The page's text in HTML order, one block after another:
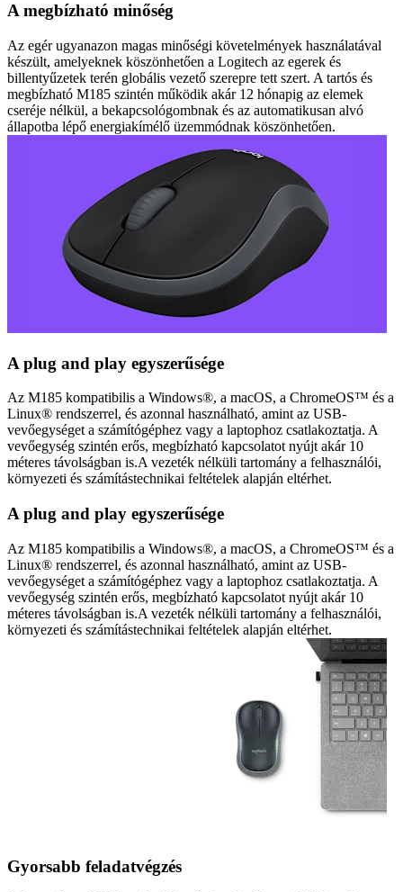
A megbízható minőség
Az egér ugyanazon magas minőségi követelmények használatával
készült, amelyeknek köszönhetően a Logitech az egerek és
billentyűzetek terén globális vezető szerepre tett szert. A tartós és
megbízható M185 szintén működik akár 12 hónapig az elemek
cseréje nélkül, a bekapcsológombnak és az automatikusan alvó
állapotba lépő energiakímélő üzemmódnak köszönhetően.
A plug and play egyszerűsége
Az M185 kompatibilis a Windows®, a macOS, a ChromeOS™ és a
Linux® rendszerrel, és azonnal használható, amint az USB-
vevőegységet a számítógéphez vagy a laptophoz csatlakoztatja. A
vevőegység szintén erős, megbízható kapcsolatot nyújt akár 10
méteres távolságban is.A vezeték nélküli tartomány a felhasználói,
környezeti és számítástechnikai feltételek alapján eltérhet.
A plug and play egyszerűsége
Az M185 kompatibilis a Windows®, a macOS, a ChromeOS™ és a
Linux® rendszerrel, és azonnal használható, amint az USB-
vevőegységet a számítógéphez vagy a laptophoz csatlakoztatja. A
vevőegység szintén erős, megbízható kapcsolatot nyújt akár 10
méteres távolságban is.A vezeték nélküli tartomány a felhasználói,
környezeti és számítástechnikai feltételek alapján eltérhet.
Gyorsabb feladatvégzés